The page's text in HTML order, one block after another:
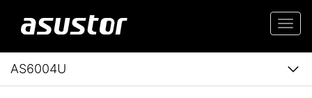
AS6004U